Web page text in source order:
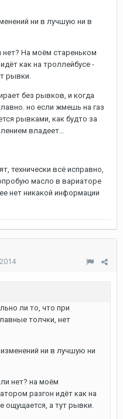
ни в лучшую ни в
нет? На моём стареньком
как на троллейбусе -
рывки.
без рывков, и когда
но если жмешь на газ
рывками, как будто за
владеет...
технически всё исправно,
масло в вариаторе
нет никакой информации
ли то, что при
толчки, нет
ни в лучшую ни
нет? на моём
разгон идёт как на
ощущается, а тут рывки.